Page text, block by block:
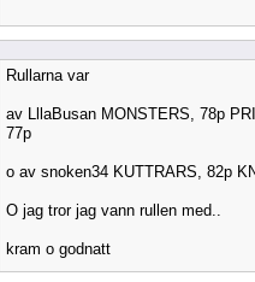
Rullarna var
av LllaBusan MONSTERS, 78p
77p
o av snoken34 KUTTRARS, 82p
O jag tror jag vann rullen med..
kram o godnatt